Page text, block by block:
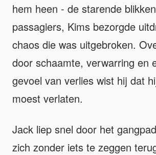
hem heen - de starende
passagiers, Kims bezorgde
chaos die was uitgebroken.
door schaamte, verwarring en
gevoel van verlies wist hij dat
moest verlaten.
Jack liep snel door het
zich zonder iets te zeggen